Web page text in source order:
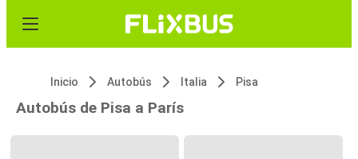
Inicio Autobús Italia Pisa
Autobús de Pisa a París